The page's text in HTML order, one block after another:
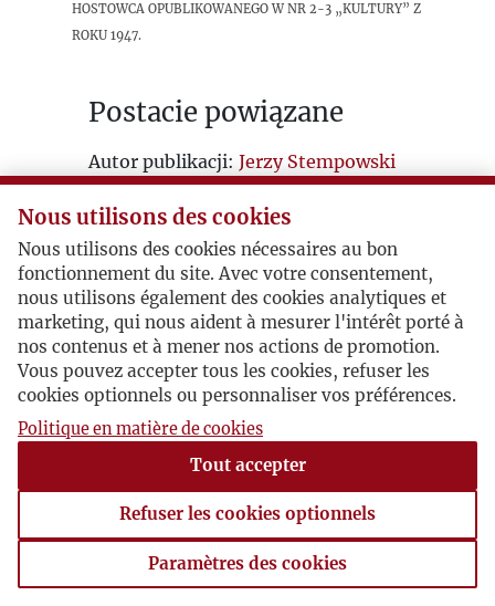
Hostowca opublikowanego w nr 2-3 „Kultury” z
roku 1947.
Postacie powiązane
Autor publikacji: Jerzy Stempowski
Nous utilisons des cookies
Nous utilisons des cookies nécessaires au bon
fonctionnement du site. Avec votre consentement,
nous utilisons également des cookies analytiques et
marketing, qui nous aident à mesurer l'intérêt porté à
nos contenus et à mener nos actions de promotion.
Vous pouvez accepter tous les cookies, refuser les
cookies optionnels ou personnaliser vos préférences.
Politique en matière de cookies
Tout accepter
Refuser les cookies optionnels
Paramètres des cookies
Paramètres des cookies